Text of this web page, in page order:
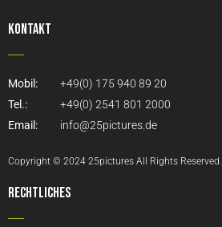
Kontakt
Mobil:
+49(0) 175 940 89 20
Tel.:
+49(0) 2541 801 2000
Email:
info@25pictures.de
Copyright © 2024 25pictures All Rights Reserved.
Rechtliches